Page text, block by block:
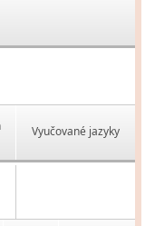
Vyučované jazyky